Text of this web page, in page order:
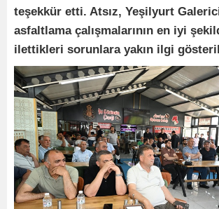
teşekkür etti. Atsız, Yeşilyurt
asfaltlama çalışmalarının en iyi
ilettikleri sorunlara yakın ilgi